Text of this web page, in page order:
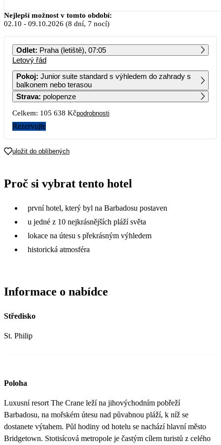
Říjen 2026
PO ÚT ST ČT PÁ SO NE
52 819 83 389
5 6
65 369
7 8 9 10 11
12 13 14
19 20 21 22 23 24 25
Nejlepší možnost v tomto období:
02.10 - 09.10.2026 (8 dní, 7 nocí)
Odlet: Praha (letiště), 07:05
Letový řád
Pokoj: Junior suite standard s výhledem do zahrady s
balkonem nebo terasou
Strava: polopenze
Celkem: 105 638 Kčpodrobnosti
Rezervujte
uložit do oblíbených
Proč si vybrat tento hotel
první hotel, který byl na Barbadosu postaven
u jedné z 10 nejkrásnějších pláží světa
lokace na útesu s překrásným výhledem
historická atmosféra
Informace o nabídce
Středisko
St. Philip
Poloha
Luxusní resort The Crane leží na jihovýchodním pobřeží
Barbadosu, na mořském útesu nad půvabnou pláží, k níž se
dostanete výtahem. Půl hodiny od hotelu se nachází hlavní město
Bridgetown. Stotisícová metropole je častým cílem turistů z celého